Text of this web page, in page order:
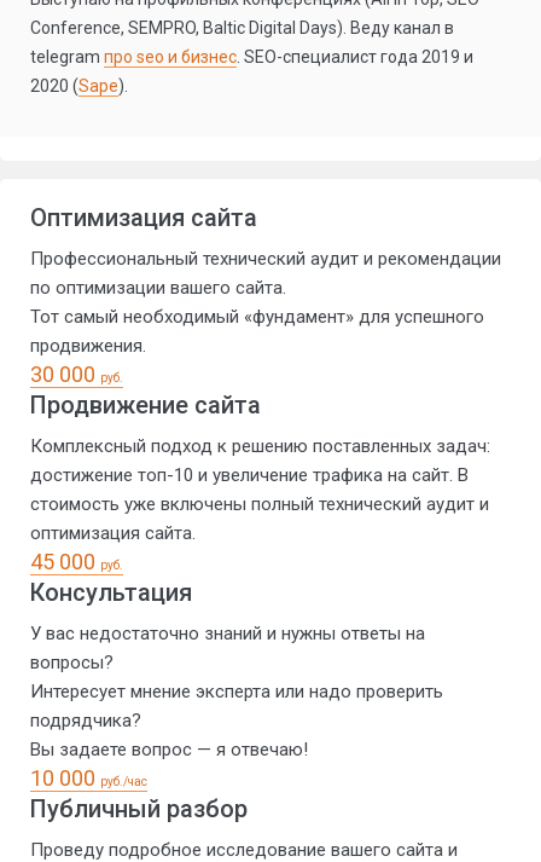
Conference, SEMPRO, Baltic Digital Days). Веду канал в
telegram про seo и бизнес . SEO-специалист года 2019 и
2020 (Sape).
Оптимизация сайта
Профессиональный технический аудит и рекомендации
по оптимизации вашего сайта.
Тот самый необходимый «фундамент» для успешного
продвижения.
30 000 руб.
Продвижение сайта
Комплексный подход к решению поставленных задач:
достижение топ-10 и увеличение трафика на сайт. В
стоимость уже включены полный технический аудит и
оптимизация сайта.
45 000 руб.
Консультация
У вас недостаточно знаний и нужны ответы на
вопросы?
Интересует мнение эксперта или надо проверить
подрядчика?
Вы задаете вопрос — я отвечаю!
10 000 руб./час
Публичный разбор
Проведу подробное исследование вашего сайта и